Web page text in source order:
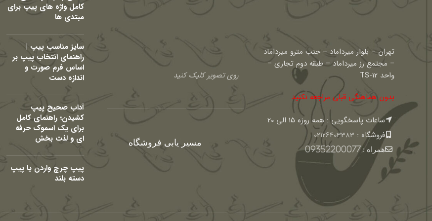
تهران – بلوار میرداماد – جنب مترو میرداماد
– مجتمع رز میرداماد – طبقه دوم تجاری –
واحد TS-12
بدون هماهنگی قبلی مراجعه نکنید
ساعات پاسخگویی : همه روزه 15 الی 20
فروشگاه : 02126403383
همراه :09352200077
روی تصویر کلیک کنید
مسیر یابی فروشگاه
کامل واژه های پیپ برای
مبتدی ها
سایز مناسب پیپ |
راهنمای انتخاب پیپ بر
اساس فرم صورت و
اندازه دست
آداب صحیح پیپ
کشیدن؛ راهنمای کامل
برای یک اسموک حرفه
ای و لذت بخش
پیپ چرچ واردن یا پیپ
دسته بلند